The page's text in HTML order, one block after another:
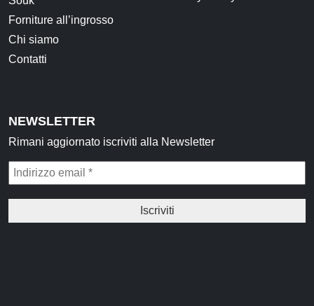
Forniture all’ingrosso
Chi siamo
Contatti
NEWSLETTER
Rimani aggiornato iscriviti alla Newsletter